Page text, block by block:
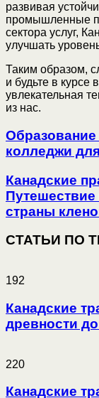
развивая
промышленные
сектора услуг,
улучшать
Таким образом,
и будьте в курсе
увлекательная
из нас.
Образование
колледжи
Канадские
страны
СТАТЬИ ПО
192
Канадские
древности
220
Канадские